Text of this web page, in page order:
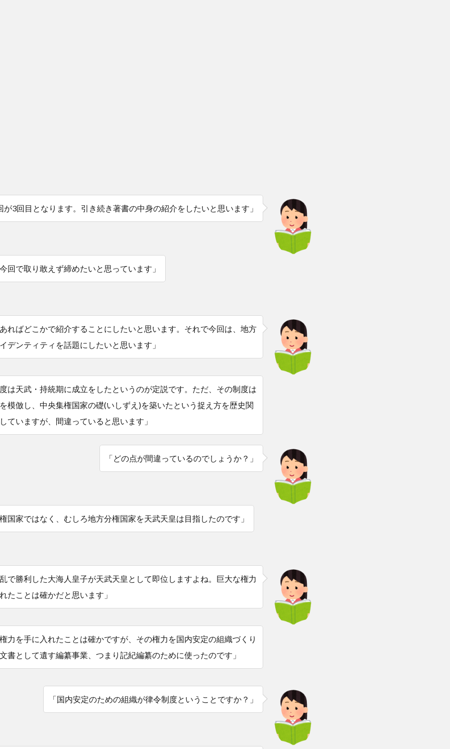
が3回目となります。引き続き著書の中身の紹介をしたいと思います」
回で取り敢えず締めたいと思っています」
ればどこかで紹介することにしたいと思います。それで今回は、地方
デンティティを話題にしたいと思います」
は天武・持統期に成立をしたというのが定説です。ただ、その制度は
模倣し、中央集権国家の礎(いしずえ)を築いたという捉え方を歴史関
ていますが、間違っていると思います」
「どの点が間違っているのでしょうか？」
国家ではなく、むしろ地方分権国家を天武天皇は目指したのです」
で勝利した大海人皇子が天武天皇として即位しますよね。巨大な権力
たことは確かだと思います」
力を手に入れたことは確かですが、その権力を国内安定の組織づくり
書として遺す編纂事業、つまり記紀編纂のために使ったのです」
「国内安定のための組織が律令制度ということですか？」